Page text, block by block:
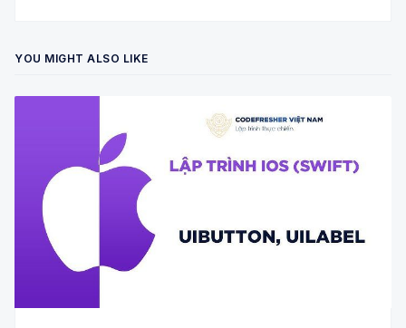
YOU MIGHT ALSO LIKE